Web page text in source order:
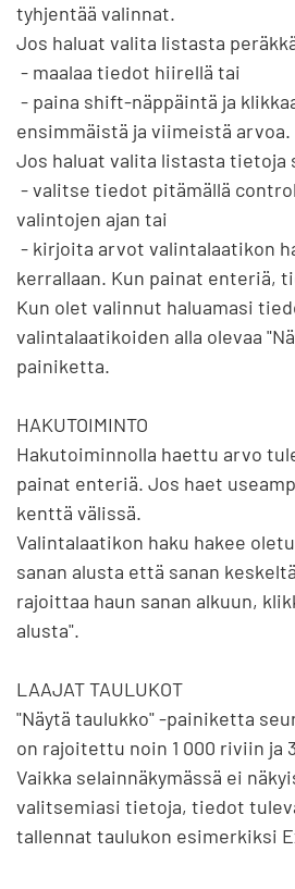
tyhjentää valinnat.
Jos haluat valita listasta
ensimmäistä ja viimeistä arvoa.
Jos haluat valita listasta tietoja
valintojen ajan tai
kerrallaan. Kun painat enteriä,
Kun olet valinnut haluamasi
valintalaatikoiden alla olevaa
painiketta.
HAKUTOIMINTO
Hakutoiminnolla haettu arvo
painat enteriä. Jos haet
kenttä välissä.
Valintalaatikon haku hakee
sanan alusta että sanan
rajoittaa haun sanan alkuun,
alusta".
LAAJAT TAULUKOT
"Näytä taulukko" -painiketta
on rajoitettu noin 1 000 riviin ja
Vaikka selainnäkymässä ei
valitsemiasi tietoja, tiedot
tallennat taulukon esimerkiksi